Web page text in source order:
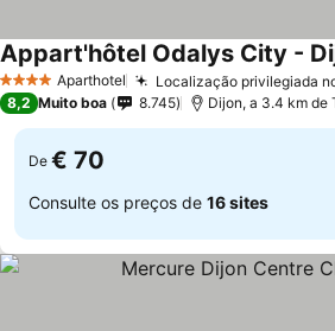
4 EstrelasAparthotel Localização privilegiada
8,2 Muito boa 8.745 Dijon, a 3.4 km de
De € 70
Consulte os preços de 16 sites